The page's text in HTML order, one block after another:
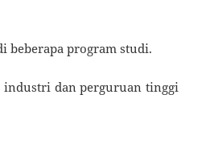
beberapa program studi.
industri dan perguruan tinggi